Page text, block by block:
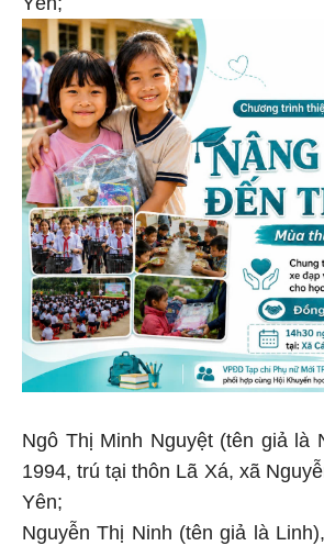
Ngô Thị Minh Nguyệt (tên giả là
1994, trú tại thôn Lã Xá, xã
Yên;
Nguyễn Thị Ninh (tên giả là